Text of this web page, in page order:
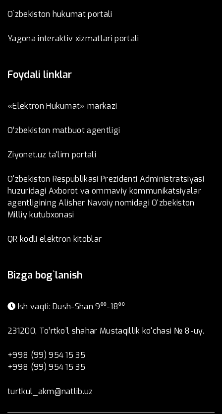
O`zbekiston hukumat portali
Yagona interaktiv xizmatlari portali
Foydali linklar
«Elektron Hukumat» markazi
O’zbеkistоn mаtbuоt аgеntligi
Ziyonet.uz ta'lim portali
O‘zbekiston Respublikasi Prezidenti Administratsiyasi
huzuridagi Axborot va ommaviy kommunikatsiyalar
agentligining Alisher Navoiy nomidagi O‘zbekiston
Milliy kutubxonasi
QR kodli elektron kitoblar
Bizga bog`lanish
Ish vaqti: Dush-Shan 9⁰⁰-18⁰⁰
231200, To’rtko’l shahar Mustaqillik ko‘chasi № 8-uy.
+998 (99) 954 15 35
+998 (99) 954 15 35
turtkul_akm@natlib.uz